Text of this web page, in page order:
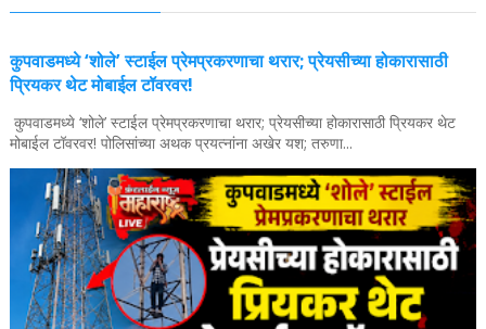
कुपवाडमध्ये ‘शोले’ स्टाईल प्रेमप्रकरणाचा थरार; प्रेयसीच्या होकारासाठी
प्रियकर थेट मोबाईल टॉवरवर!
कुपवाडमध्ये ‘शोले’ स्टाईल प्रेमप्रकरणाचा थरार; प्रेयसीच्या होकारासाठी प्रियकर थेट
मोबाईल टॉवरवर! पोलिसांच्या अथक प्रयत्नांना अखेर यश; तरुणा...